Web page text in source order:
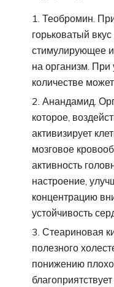
Теобромин.
горьковатый
стимулирующее
на организм.
количестве
Анандамид.
которое,
активизирует
мозговое
активность
настроение,
концентрацию
устойчивость
Стеариновая
полезного
понижению